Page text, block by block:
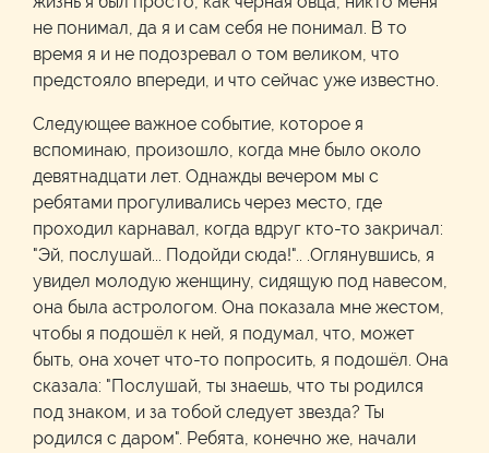
не понимал, да я и сам себя не понимал. В то
время я и не подозревал о том великом, что
предстояло впереди, и что сейчас уже известно.
Следующее важное событие, которое я
вспоминаю, произошло, когда мне было около
девятнадцати лет. Однажды вечером мы с
ребятами прогуливались через место, где
проходил карнавал, когда вдруг кто-то закричал:
"Эй, послушай... Подойди сюда!".. .Оглянувшись, я
увидел молодую женщину, сидящую под навесом,
она была астрологом. Она показала мне жестом,
чтобы я подошёл к ней, я подумал, что, может
быть, она хочет что-то попросить, я подошёл. Она
сказала: "Послушай, ты знаешь, что ты родился
под знаком, и за тобой следует звезда? Ты
родился с даром". Ребята, конечно же, начали